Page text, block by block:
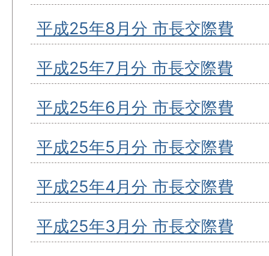
平成25年8月分 市長交際費
平成25年7月分 市長交際費
平成25年6月分 市長交際費
平成25年5月分 市長交際費
平成25年4月分 市長交際費
平成25年3月分 市長交際費